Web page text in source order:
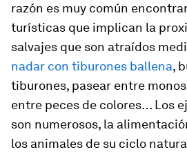
razón es muy común
turísticas que implican la
salvajes que son atraídos
nadar con tiburones ballena,
tiburones, pasear entre
entre peces de colores… Los
son numerosos, la
los animales de su ciclo